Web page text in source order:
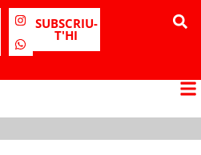
SUBSCRIU-
T'HI